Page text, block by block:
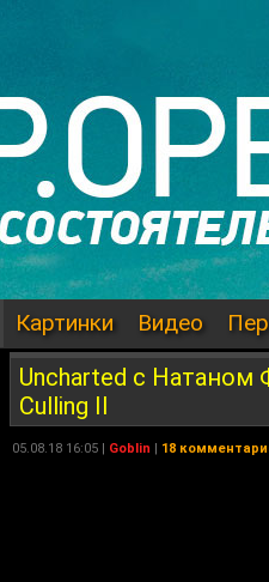
Картинки Видео
Uncharted с Натаном
Culling II
05.08.18 16:05 | Goblin | 18